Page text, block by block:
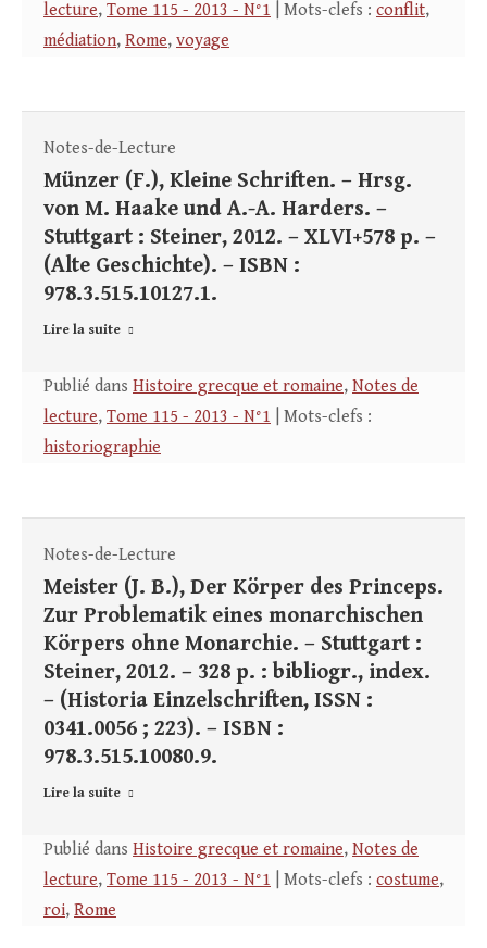
lecture, Tome 115 - 2013 - N°1 | Mots-clefs : conflit,
médiation, Rome, voyage
Notes-de-Lecture
Münzer (F.), Kleine Schriften. – Hrsg.
von M. Haake und A.-A. Harders. –
Stuttgart : Steiner, 2012. – XLVI+578 p. –
(Alte Geschichte). – ISBN :
978.3.515.10127.1.
Lire la suite
Publié dans Histoire grecque et romaine, Notes de
lecture, Tome 115 - 2013 - N°1 | Mots-clefs :
historiographie
Notes-de-Lecture
Meister (J. B.), Der Körper des Princeps.
Zur Problematik eines monarchischen
Körpers ohne Monarchie. – Stuttgart :
Steiner, 2012. – 328 p. : bibliogr., index.
– (Historia Einzelschriften, ISSN :
0341.0056 ; 223). – ISBN :
978.3.515.10080.9.
Lire la suite
Publié dans Histoire grecque et romaine, Notes de
lecture, Tome 115 - 2013 - N°1 | Mots-clefs : costume,
roi, Rome